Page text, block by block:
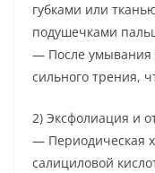
губками или
подушечками
— После умывания
сильного трения,
2) Эксфолиация и
— Периодическая
салициловой